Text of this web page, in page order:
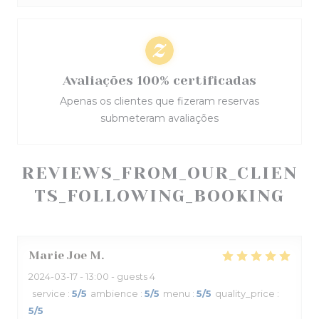
REVIEWS_FROM_OUR_CLIEN
TS_FOLLOWING_BOOKING
Marie Joe M
2024-03-17 - 13:00 - guests 4
service : 5/5 ambience : 5/5 menu : 5/5 quality_price :
5/5
Avaliações 100% certificadas
Apenas os clientes que fizeram reservas
submeteram avaliações